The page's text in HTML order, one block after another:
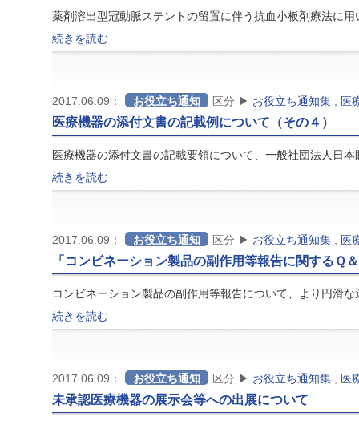
薬剤溶出型冠動脈ステントの留置に伴う抗血小板剤療法に
続きを読む
2017.06.09： お役立ち通知 区分 ▶ お役立ち通知集 医
医療機器の添付文書の記載例について（その４）
医療機器の添付文書の記載要領について、一般社団法人日
続きを読む
2017.06.09： お役立ち通知 区分 ▶ お役立ち通知集 医
「コンビネーション製品の副作用等報告に関するＱ
コンビネーション製品の副作用等報告について、より円滑
続きを読む
2017.06.09： お役立ち通知 区分 ▶ お役立ち通知集 医
未承認医療機器の展示会等への出展について